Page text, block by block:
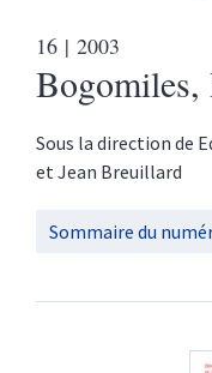
16 | 2003
Bogomiles,
Sous la direction de
etJean Breuillard
Sommaire du